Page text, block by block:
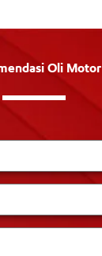
Oli Motor